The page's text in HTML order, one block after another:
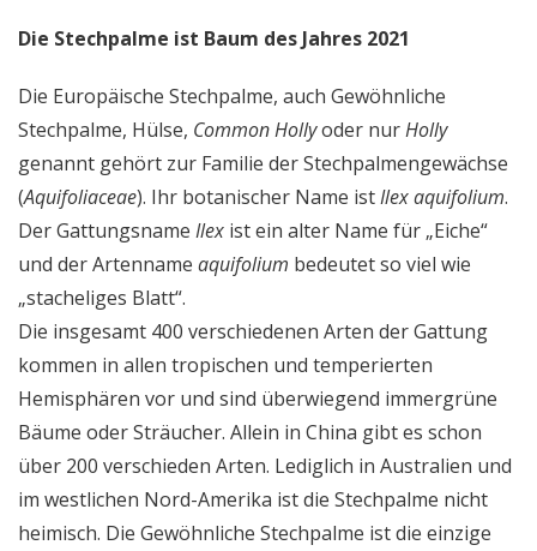
Die Stechpalme ist Baum des Jahres 2021
Die Europäische Stechpalme, auch Gewöhnliche
Stechpalme, Hülse, Common Hollyoder nurHolly
genannt gehört zur Familie der Stechpalmengewächse
(Aquifoliaceae). Ihr botanischer Name istIlex aquifolium.
Der Gattungsname Ilex ist ein alter Name für „Eiche“
und der Artenname aquifolium bedeutet so viel wie
„stacheliges Blatt“.
Die insgesamt 400 verschiedenen Arten der Gattung
kommen in allen tropischen und temperierten
Hemisphären vor und sind überwiegend immergrüne
Bäume oder Sträucher. Allein in China gibt es schon
über 200 verschieden Arten. Lediglich in Australien und
im westlichen Nord-Amerika ist die Stechpalme nicht
heimisch. Die Gewöhnliche Stechpalme ist die einzige